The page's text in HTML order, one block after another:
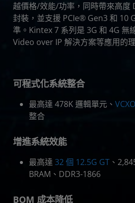
越價格/效能/功率，同時帶來高度
封裝，並支援 PCIe® Gen3 和 10
準。Kintex 7 系列是 3G 和 4G 無
Video over IP 解決方案等應用的
可程式化系統整合
最高達 478K 邏輯單元、 VCXO
整合
增進系統效能
最高達 32 個 12.5G GT 、
BRAM、DDR3-1866
BOM 成本降低